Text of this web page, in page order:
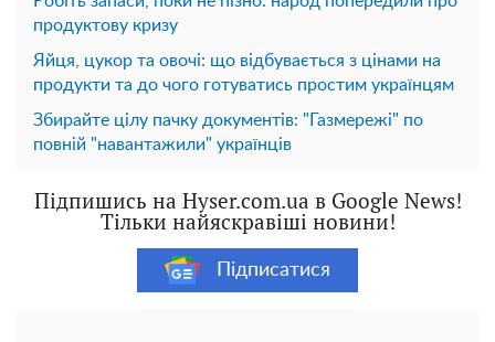
продуктову кризу
Яйця, цукор та овочі: що відбувається з цінами на
продукти та до чого готуватись простим українцям
Збирайте цілу пачку документів: "Газмережі" по
повній "навантажили" українців
Підпишись на Hyser.com.ua в Google News!
Тільки найяскравіші новини!
Підписатися